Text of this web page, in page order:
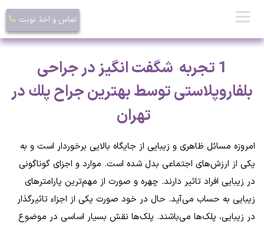
تماس و اخذ نوبت
1 تجربه شگفت انگیز در جراحی
بلفاروپلاستی توسط بهترين جراح پلك در
تهران
امروزه مسائل ظاهری و زیبایی از جایگاه بالایی برخوردار است و به
یکی از ارزش‌های اجتماعی بدل شده است. موارد و اجزای گوناگونی
در زیبایی افراد تاثیر دارند. چهره و صورت از مهم‌ترین پارامترهای
زیبایی به حساب می‌آید. حال در خود صورت یکی از اجزاء تاثیرگذار
در زیبایی، پلک‌ها می‌باشند. پلک‌ها نقش بسیار اساسی در موضوع